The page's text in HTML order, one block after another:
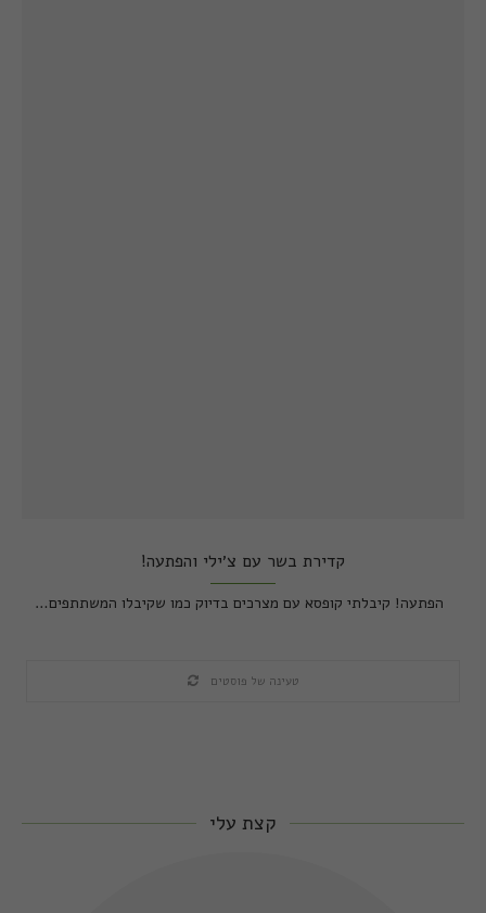
קדירת בשר עם צ׳ילי והפתעה!
הפתעה! קיבלתי קופסא עם מצרכים בדיוק כמו שקיבלו המשתתפים…
טעינה של פוסטים
קצת עלי